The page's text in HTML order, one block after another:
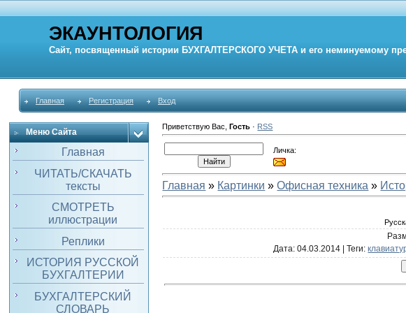
ЭКАУНТОЛОГИЯ
Сайт, посвященный истории БУХГАЛТЕРСКОГО УЧЕТА и его неминуемому
Главная Регистрация Вход
Меню Сайта
Главная
ЧИТАТЬ/СКАЧАТЬ
тексты
СМОТРЕТЬ
иллюстрации
Реплики
ИСТОРИЯ РУССКОЙ
БУХГАЛТЕРИИ
БУХГАЛТЕРСКИЙ
СЛОВАРЬ
Приветствую Вас ,Гость · RSS
Личка:
Главная » Картинки »Офисная техника »
Дата: 04.03.2014 |Теги: